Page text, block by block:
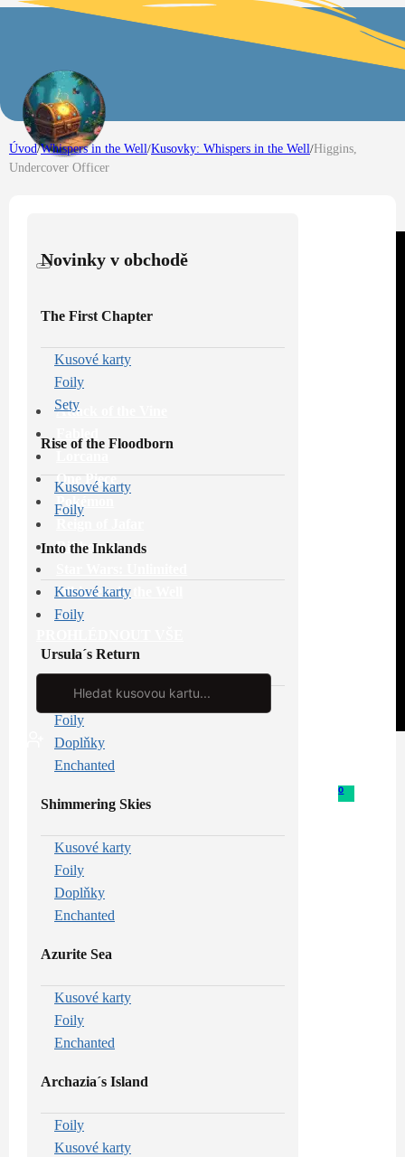
Attack of the Vine
One Piece
Pokémon
Riftbound
Whispers in the Well
Search
0
Úvod/Whispers in the Well/Kusovky: Whispers in the Well/Higgins,
Undercover Officer
Novinky v obchodě
The First Chapter
Kusové karty
Foily
Sety
Rise of the Floodborn
Kusové karty
Foily
Into the Inklands
Kusové karty
Foily
Ursula´s Return
Kusové karty
Foily
Doplňky
Enchanted
Shimmering Skies
Kusové karty
Foily
Doplňky
Enchanted
Azurite Sea
Kusové karty
Foily
Enchanted
Archazia´s Island
Foily
Kusové karty